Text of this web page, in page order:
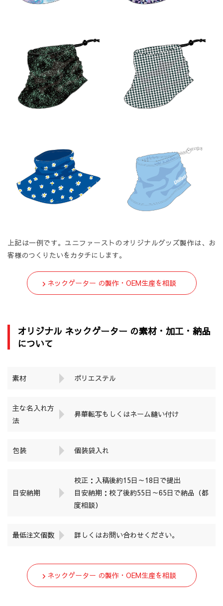
上記は一例です。ユニファーストのオリジナルグッズ製作は、お
客様のつくりたいをカタチにします。
ネックゲーター の製作・OEM生産を相談
オリジナル ネックゲーター の素材・加工・納品
について
素材 ポリエステル
主な名入れ方
法
昇華転写もしくはネーム縫い付け
包装 個装袋入れ
目安納期
校正：入稿後約15日～18日で提出
目安納期：校了後約55日～65日で納品（都
度相談）
最低注文個数 詳しくはお問い合わせください。
ネックゲーター の製作・OEM生産を相談